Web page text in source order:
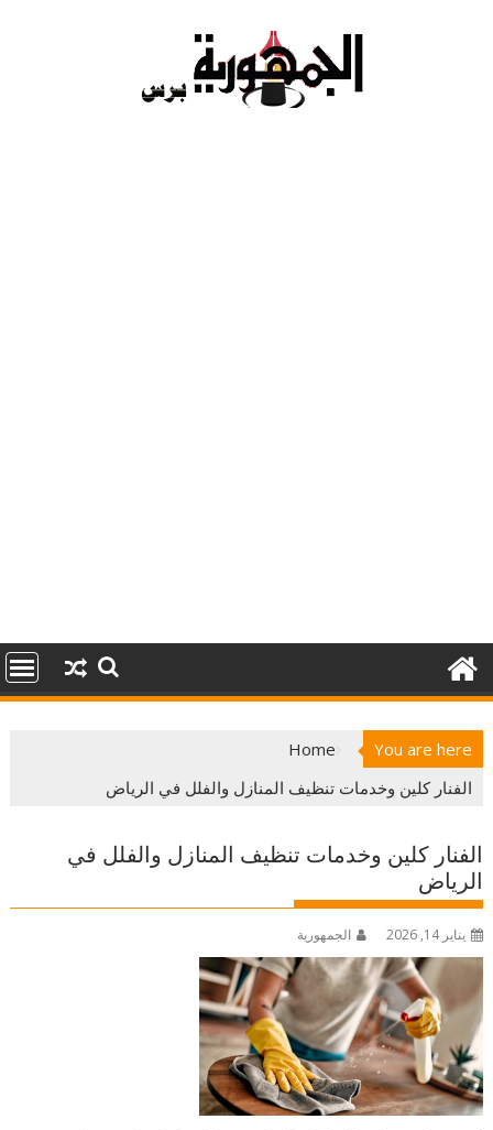
You are here
Home
الفنار كلين وخدمات تنظيف المنازل والفلل في الرياض
الفنار كلين وخدمات تنظيف المنازل والفلل في
الرياض
يناير 14, 2026 الجمهورية